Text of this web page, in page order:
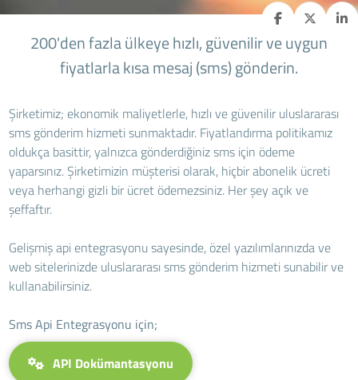
200'den fazla ülkeye hızlı, güvenilir ve uygun
fiyatlarla kısa mesaj (sms) gönderin.
Şirketimiz; ekonomik maliyetlerle, hızlı ve güvenilir uluslararası
sms gönderim hizmeti sunmaktadır. Fiyatlandırma politikamız
oldukça basittir, yalnızca gönderdiğiniz sms için ödeme
yaparsınız. Şirketimizin müşterisi olarak, hiçbir abonelik ücreti
veya herhangi gizli bir ücret ödemezsiniz. Her şey açık ve
şeffaftır.
Gelişmiş api entegrasyonu sayesinde, özel yazılımlarınızda ve
web sitelerinizde uluslararası sms gönderim hizmeti sunabilir ve
kullanabilirsiniz.
Sms Api Entegrasyonu için;
API Dokümantasyonu